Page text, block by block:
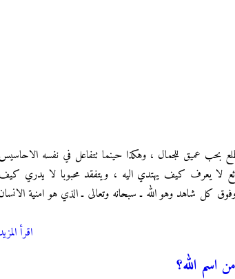
بحب عميق للجمال ، وهكذا حينما تتفاعل في نفسه الاحاسيس
لا يعرف كيف يهتدي اليه ، ويتفقد محبوبا لا يدري كيف
شاهد وهو الله ـ سبحانه وتعالى ـ الذي هو امنية
اقرأ المزيد
اسم الله؟